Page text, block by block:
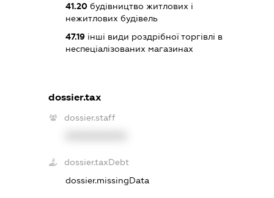
41.20будівництво житлових і
нежитлових будівель
47.19інші види роздрібної торгівлі в
неспеціалізованих магазинах
dossier.tax
dossier.staff
dossier.taxDebt
dossier.missingData